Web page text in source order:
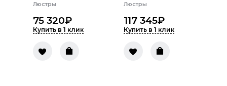
Люстры
75 320₽
Купить в 1 клик
Люстры
117 345₽
Купить в 1 клик